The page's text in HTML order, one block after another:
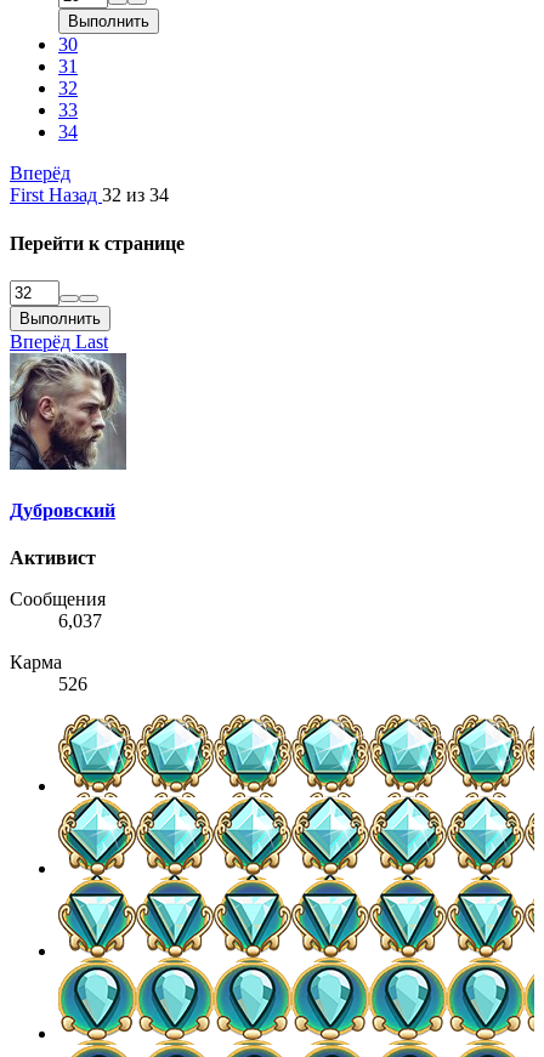
Выполнить
30
31
32
33
34
Вперёд
First Назад 32 из 34
Перейти к странице
Выполнить
Вперёд Last
Дубровский
Активист
Сообщения
6,037
Карма
526